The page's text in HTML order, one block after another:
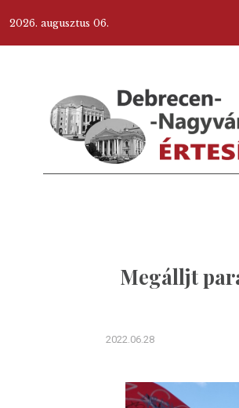
2026. augusztus 06.
Megálljt
2022.06.28